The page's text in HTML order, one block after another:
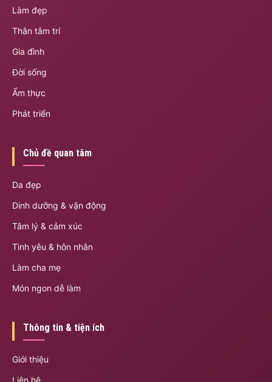
Làm đẹp
Thân tâm trí
Gia đình
Đời sống
Ẩm thực
Phát triển
Chủ đề quan tâm
Da đẹp
Dinh dưỡng & vận động
Tâm lý & cảm xúc
Tình yêu & hôn nhân
Làm cha mẹ
Món ngon dễ làm
Thông tin & tiện ích
Giới thiệu